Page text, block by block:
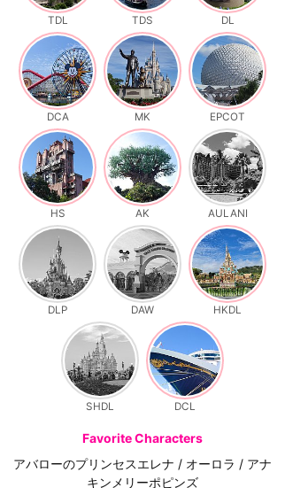
TDL TDS DL
DCA MK EPCOT
HS AK AULANI
DLP DAW HKDL
SHDL DCL
Favorite Characters
アバローのプリンセスエレナ / オーロラ / アナ
キンメリーポピンズ